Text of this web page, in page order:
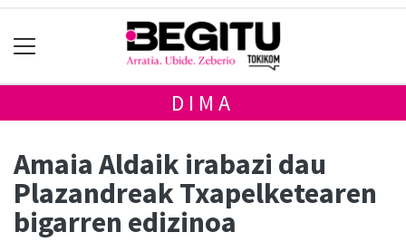
DIMA
Amaia Aldaik irabazi dau
Plazandreak Txapelketearen
bigarren edizinoa